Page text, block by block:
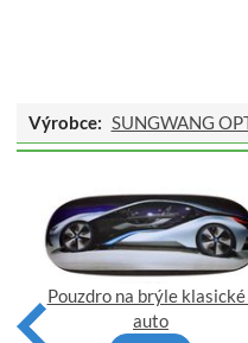
Výrobce: SUNGWANG
Pouzdro na brýle klasické
auto